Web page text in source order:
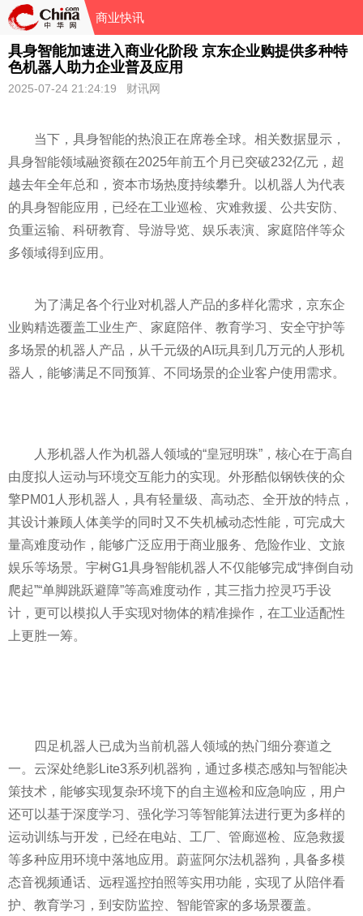
商业快讯
具身智能加速进入商业化阶段 京东企业购提供多种特
色机器人助力企业普及应用
2025-07-24 21:24:19 财讯网
当下，具身智能的热浪正在席卷全球。相关数据显示，
具身智能领域融资额在2025年前五个月已突破232亿元，超
越去年全年总和，资本市场热度持续攀升。以机器人为代表
的具身智能应用，已经在工业巡检、灾难救援、公共安防、
负重运输、科研教育、导游导览、娱乐表演、家庭陪伴等众
多领域得到应用。
为了满足各个行业对机器人产品的多样化需求，京东企
业购精选覆盖工业生产、家庭陪伴、教育学习、安全守护等
多场景的机器人产品，从千元级的AI玩具到几万元的人形机
器人，能够满足不同预算、不同场景的企业客户使用需求。
人形机器人作为机器人领域的“皇冠明珠”，核心在于高自
由度拟人运动与环境交互能力的实现。外形酷似钢铁侠的众
擎PM01人形机器人，具有轻量级、高动态、全开放的特点，
其设计兼顾人体美学的同时又不失机械动态性能，可完成大
量高难度动作，能够广泛应用于商业服务、危险作业、文旅
娱乐等场景。宇树G1具身智能机器人不仅能够完成“摔倒自动
爬起”“单脚跳跃避障”等高难度动作，其三指力控灵巧手设
计，更可以模拟人手实现对物体的精准操作，在工业适配性
上更胜一筹。
四足机器人已成为当前机器人领域的热门细分赛道之
一。云深处绝影Lite3系列机器狗，通过多模态感知与智能决
策技术，能够实现复杂环境下的自主巡检和应急响应，用户
还可以基于深度学习、强化学习等智能算法进行更为多样的
运动训练与开发，已经在电站、工厂、管廊巡检、应急救援
等多种应用环境中落地应用。蔚蓝阿尔法机器狗，具备多模
态音视频通话、远程遥控拍照等实用功能，实现了从陪伴看
护、教育学习，到安防监控、智能管家的多场景覆盖。